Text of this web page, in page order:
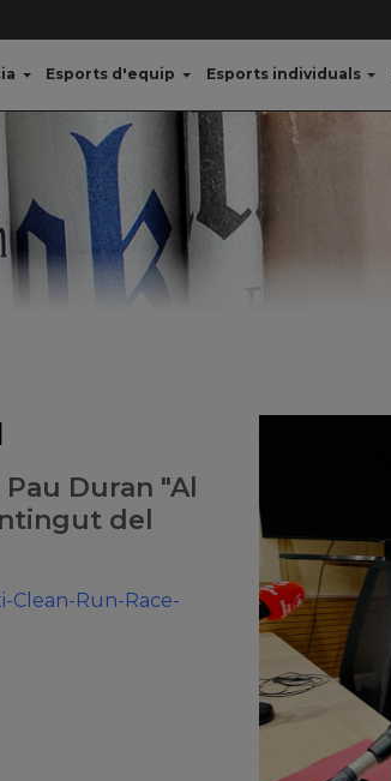
Esports d'equip Esports individuals
Duran "Al
del
Clean-Run-Race-